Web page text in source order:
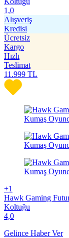
1,0
Alışveriş
Kredisi
Ücretsiz
Kargo
Hızlı
Teslimat
11.999 TL
+1
Hawk Gaming
Koltuğu
4,0
Gelince Haber Ver